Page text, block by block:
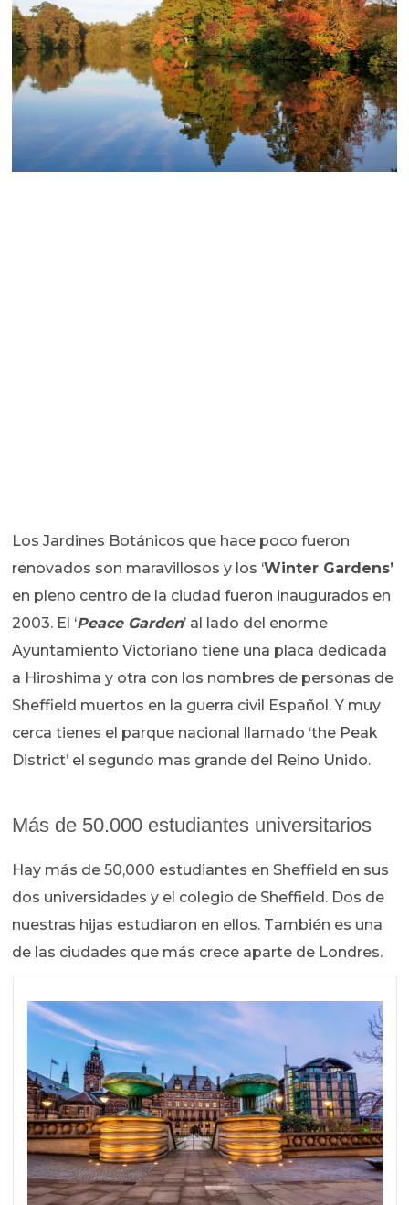
Los Jardines Botánicos que hace poco fueron
renovados son maravillosos y los ‘Winter Gardens’
en pleno centro de la ciudad fueron inaugurados en
2003. El ‘Peace Garden’ al lado del enorme
Ayuntamiento Victoriano tiene una placa dedicada
a Hiroshima y otra con los nombres de personas de
Sheffield muertos en la guerra civil Español. Y muy
cerca tienes el parque nacional llamado ‘the Peak
District’ el segundo mas grande del Reino Unido.
Más de 50.000 estudiantes universitarios
Hay más de 50,000 estudiantes en Sheffield en sus
dos universidades y el colegio de Sheffield. Dos de
nuestras hijas estudiaron en ellos. También es una
de las ciudades que más crece aparte de Londres.